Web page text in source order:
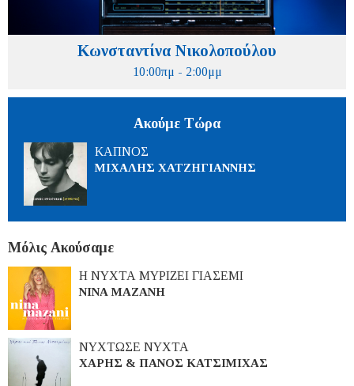
Κωνσταντίνα Νικολοπούλου
10:00πμ - 2:00μμ
Ακούμε Τώρα
ΚΑΠΝΟΣ
ΜΙΧΑΛΗΣ ΧΑΤΖΗΓΙΑΝΝΗΣ
Μόλις Ακούσαμε
Η ΝΥΧΤΑ ΜΥΡΙΖΕΙ ΓΙΑΣΕΜΙ
ΝΙΝΑ ΜΑΖΑΝΗ
ΝΥΧΤΩΣΕ ΝΥΧΤΑ
ΧΑΡΗΣ & ΠΑΝΟΣ ΚΑΤΣΙΜΙΧΑΣ